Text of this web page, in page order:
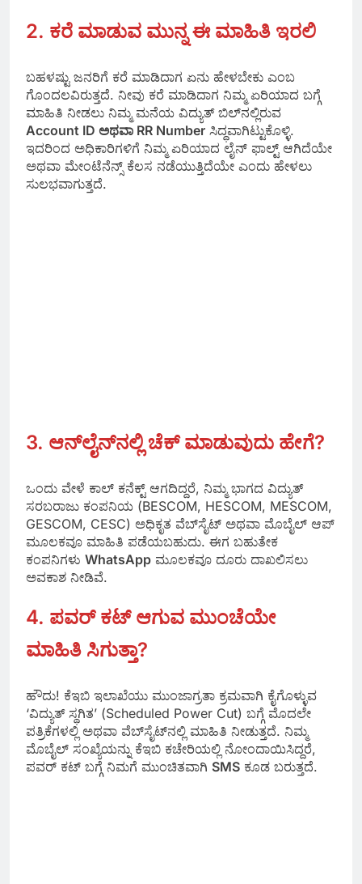
2. ಕರೆ ಮಾಡುವ ಮುನ್ನ ಈ ಮಾಹಿತಿ ಇರಲಿ
ಬಹಳಷ್ಟು ಜನರಿಗೆ ಕರೆ ಮಾಡಿದಾಗ ಏನು ಹೇಳಬೇಕು ಎಂಬ
ಗೊಂದಲವಿರುತ್ತದೆ. ನೀವು ಕರೆ ಮಾಡಿದಾಗ ನಿಮ್ಮ ಏರಿಯಾದ ಬಗ್ಗೆ
ಮಾಹಿತಿ ನೀಡಲು ನಿಮ್ಮ ಮನೆಯ ವಿದ್ಯುತ್ ಬಿಲ್‌ನಲ್ಲಿರುವ
Account ID ಅಥವಾ RR Number ಸಿದ್ಧವಾಗಿಟ್ಟುಕೊಳ್ಳಿ.
ಇದರಿಂದ ಅಧಿಕಾರಿಗಳಿಗೆ ನಿಮ್ಮ ಏರಿಯಾದ ಲೈನ್ ಫಾಲ್ಟ್ ಆಗಿದೆಯೇ
ಅಥವಾ ಮೇಂಟೆನೆನ್ಸ್ ಕೆಲಸ ನಡೆಯುತ್ತಿದೆಯೇ ಎಂದು ಹೇಳಲು
ಸುಲಭವಾಗುತ್ತದೆ.
3. ಆನ್‌ಲೈನ್‌ನಲ್ಲಿ ಚೆಕ್ ಮಾಡುವುದು ಹೇಗೆ?
ಒಂದು ವೇಳೆ ಕಾಲ್ ಕನೆಕ್ಟ್ ಆಗದಿದ್ದರೆ, ನಿಮ್ಮ ಭಾಗದ ವಿದ್ಯುತ್
ಸರಬರಾಜು ಕಂಪನಿಯ (BESCOM, HESCOM, MESCOM,
GESCOM, CESC) ಅಧಿಕೃತ ವೆಬ್‌ಸೈಟ್ ಅಥವಾ ಮೊಬೈಲ್ ಆಪ್
ಮೂಲಕವೂ ಮಾಹಿತಿ ಪಡೆಯಬಹುದು. ಈಗ ಬಹುತೇಕ
ಕಂಪನಿಗಳು WhatsApp ಮೂಲಕವೂ ದೂರು ದಾಖಲಿಸಲು
ಅವಕಾಶ ನೀಡಿವೆ.
4. ಪವರ್ ಕಟ್ ಆಗುವ ಮುಂಚೆಯೇ
ಮಾಹಿತಿ ಸಿಗುತ್ತಾ?
ಹೌದು! ಕೆಇಬಿ ಇಲಾಖೆಯು ಮುಂಜಾಗ್ರತಾ ಕ್ರಮವಾಗಿ ಕೈಗೊಳ್ಳುವ
‘ವಿದ್ಯುತ್ ಸ್ಥಗಿತ’ (Scheduled Power Cut) ಬಗ್ಗೆ ಮೊದಲೇ
ಪತ್ರಿಕೆಗಳಲ್ಲಿ ಅಥವಾ ವೆಬ್‌ಸೈಟ್‌ನಲ್ಲಿ ಮಾಹಿತಿ ನೀಡುತ್ತದೆ. ನಿಮ್ಮ
ಮೊಬೈಲ್ ಸಂಖ್ಯೆಯನ್ನು ಕೆಇಬಿ ಕಚೇರಿಯಲ್ಲಿ ನೋಂದಾಯಿಸಿದ್ದರೆ,
ಪವರ್ ಕಟ್ ಬಗ್ಗೆ ನಿಮಗೆ ಮುಂಚಿತವಾಗಿ SMS ಕೂಡ ಬರುತ್ತದೆ.